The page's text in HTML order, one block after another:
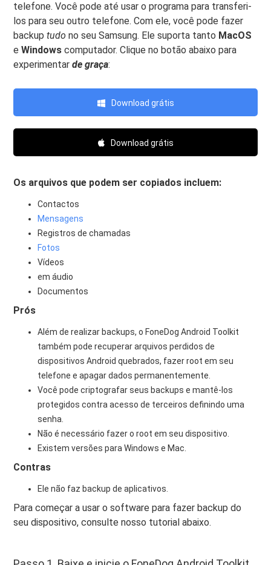
telefone. Você pode até usar o programa para transferi-
los para seu outro telefone. Com ele, você pode fazer
backuptudo no seu Samsung. Ele suporta tanto MacOS
e Windows computador. Clique no botão abaixo para
experimentarde graça:
Download grátis
Download grátis
Os arquivos que podem ser copiados incluem:
Contactos
Mensagens
Registros de chamadas
Fotos
Vídeos
em áudio
Documentos
Prós
Além de realizar backups, o FoneDog Android Toolkit
também pode recuperar arquivos perdidos de
dispositivos Android quebrados, fazer root em seu
telefone e apagar dados permanentemente.
Você pode criptografar seus backups e mantê-los
protegidos contra acesso de terceiros definindo uma
senha.
Não é necessário fazer o root em seu dispositivo.
Existem versões para Windows e Mac.
Contras
Ele não faz backup de aplicativos.
Para começar a usar o software para fazer backup do
seu dispositivo, consulte nosso tutorial abaixo.